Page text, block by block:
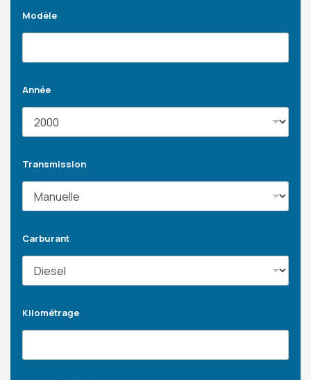
Modèle
Année
Transmission
Carburant
Kilométrage